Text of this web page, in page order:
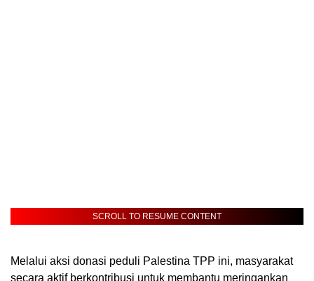
SCROLL TO RESUME CONTENT
Melalui aksi donasi peduli Palestina TPP ini, masyarakat
secara aktif berkontribusi untuk membantu meringankan